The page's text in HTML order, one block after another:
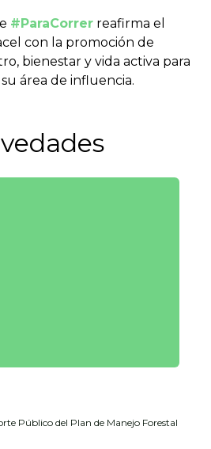
#ParaCorrer reafirma el
con la promoción de
bienestar y vida activa para
área de influencia.
Público del Plan de Manejo Forestal